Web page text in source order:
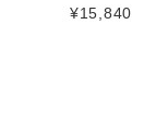
¥15,840